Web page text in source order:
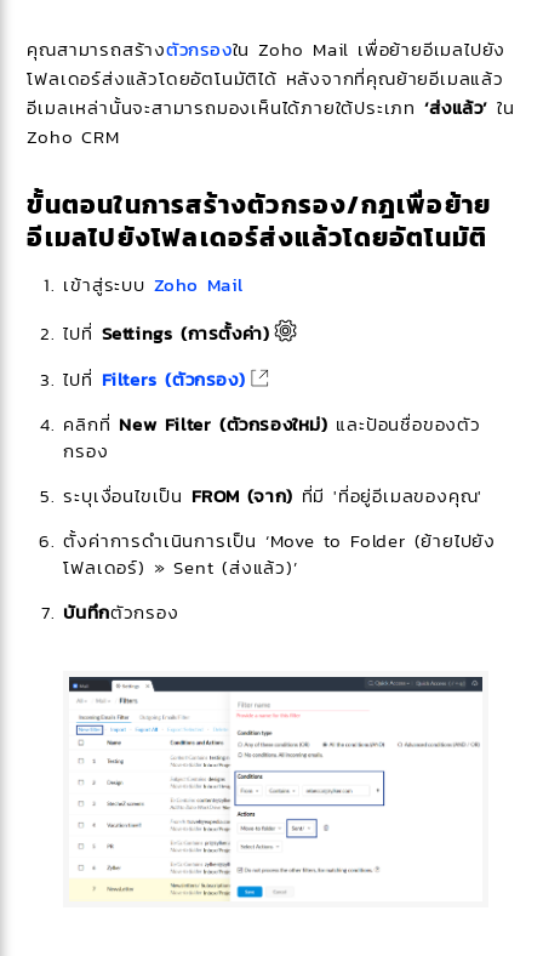
คุณสามารถสร้างตัวกรองใน Zoho Mail เพื่อย้ายอีเมลไปยัง
โฟลเดอร์ส่งแล้วโดยอัตโนมัติได้ หลังจากที่คุณย้ายอีเมลแล้ว
อีเมลเหล่านั้นจะสามารถมองเห็นได้ภายใต้ประเภท ‘ส่งแล้ว’ ใน
Zoho CRM
ขั้นตอนในการสร้างตัวกรอง/กฎเพื่อย้าย
อีเมลไปยังโฟลเดอร์ส่งแล้วโดยอัตโนมัติ
เข้าสู่ระบบ Zoho Mail
ไปที่ Settings (การตั้งค่า)
ไปที่ Filters (ตัวกรอง)
คลิกที่ New Filter (ตัวกรองใหม่) และป้อนชื่อของตัว
กรอง
ระบุเงื่อนไขเป็น FROM (จาก) ที่มี 'ที่อยู่อีเมลของคุณ'
ตั้งค่าการดำเนินการเป็น ‘Move to Folder (ย้ายไปยัง
โฟลเดอร์) » Sent (ส่งแล้ว)’
บันทึกตัวกรอง